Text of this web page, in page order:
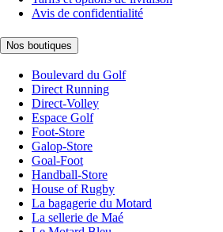
Avis de confidentialité
Nos boutiques
Boulevard du Golf
Direct Running
Direct-Volley
Espace Golf
Foot-Store
Galop-Store
Goal-Foot
Handball-Store
House of Rugby
La bagagerie du Motard
La sellerie de Maé